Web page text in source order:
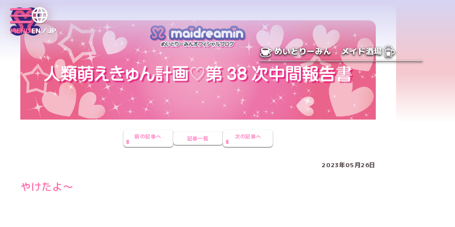
MENUEN／JP
めいどりーみん メイド酒場
前の記事へ 記事一覧 次の記事へ
2023年05月26日
やけたよ〜